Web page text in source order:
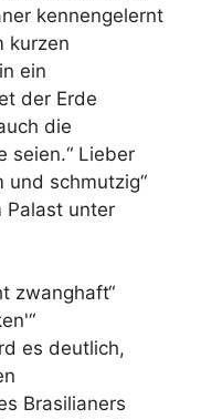
kennengelernt
kurzen
ein
der Erde
die
seien.“ Lieber
und schmutzig“
Palast unter
zwanghaft“
es deutlich,
Brasilianers